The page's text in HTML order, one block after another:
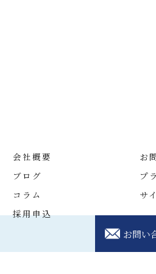
お問い
会社概要
ブログ
コラム
採用申込
お
プ
サ